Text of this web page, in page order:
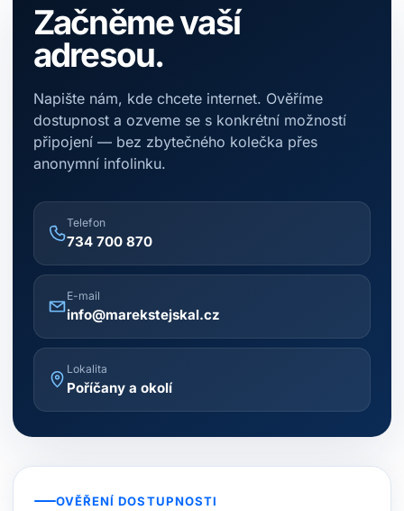
Začněme vaší
adresou.
Napište nám, kde chcete internet. Ověříme
dostupnost a ozveme se s konkrétní možností
připojení — bez zbytečného kolečka přes
anonymní infolinku.
Telefon
734 700 870
E-mail
info@marekstejskal.cz
Lokalita
Poříčany a okolí
OVĚŘENÍ DOSTUPNOSTI